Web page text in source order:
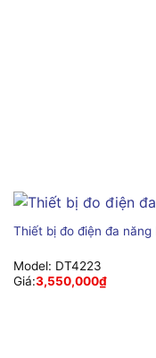
Thiết bị đo điện đa năng
Model: DT4223
Giá:3,550,000₫